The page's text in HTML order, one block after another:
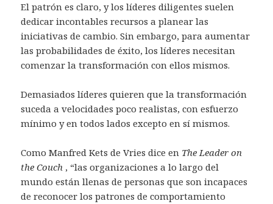
El patrón es claro, y los líderes diligentes suelen
dedicar incontables recursos a planear las
iniciativas de cambio. Sin embargo, para aumentar
las probabilidades de éxito, los líderes necesitan
comenzar la transformación con ellos mismos.
Demasiados líderes quieren que la transformación
suceda a velocidades poco realistas, con esfuerzo
mínimo y en todos lados excepto en sí mismos.
Como Manfred Kets de Vries dice en The Leader on
the Couch , “las organizaciones a lo largo del
mundo están llenas de personas que son incapaces
de reconocer los patrones de comportamiento